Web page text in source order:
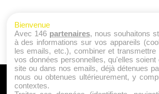
A PROPOS
Bienvenue
Avec 146 partenaires, nous souhaitons
à des informations sur vos appareils
les emails, etc.), combiner et transmettre
vos données personnelles, qu'elles
site ou dans nos emails, déjà détenues
nous ou obtenues ultérieurement, y
contextes.